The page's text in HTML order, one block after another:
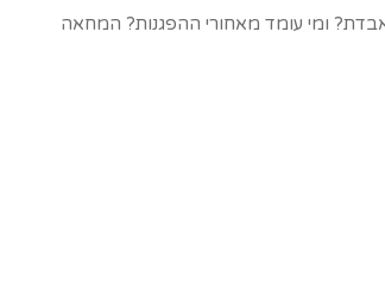
ומי עומד מאחורי ההפגנות? המחאה